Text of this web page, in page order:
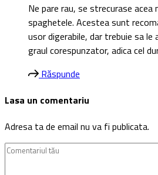
Ne pare rau, se strecurase acea
spaghetele. Acestea sunt
usor digerabile, dar trebuie sa le
graul corespunzator, adica cel
Răspunde
Lasa un comentariu
Adresa ta de email nu va fi publicata.